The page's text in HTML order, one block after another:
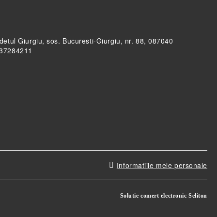
Giurgiu, sos. Bucuresti-Giurgiu, nr. 88, 087040
Informatiile mele personale
Solutie comert electronic Seliton